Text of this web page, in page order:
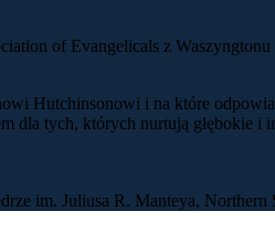
of Evangelicals z Waszyngtonu
Hutchinsonowi i na które
dla tych, których nurtują
im. Juliusa R. Manteya, Northern